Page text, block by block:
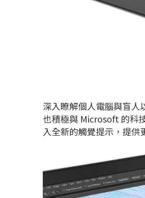
深入瞭解個人電腦與盲
也積極與 Microsoft 的科
入全新的觸覺提示，提供